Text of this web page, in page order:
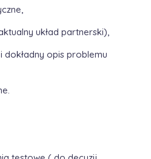
układ partnerski),
dokładny opis problemu